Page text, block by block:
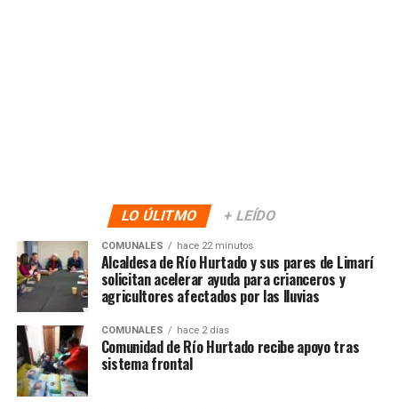
LO ÚLITMO + LEÍDO
COMUNALES hace 22 minutos
Alcaldesa de Río Hurtado y sus pares de Limarí
solicitan acelerar ayuda para crianceros y
agricultores afectados por las lluvias
COMUNALES hace 2 días
Comunidad de Río Hurtado recibe apoyo tras
sistema frontal